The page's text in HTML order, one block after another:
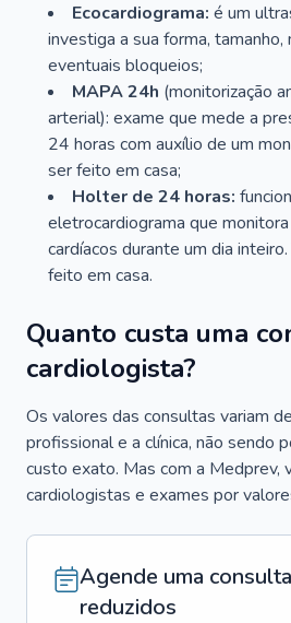
Ecocardiograma: é um
investiga a sua forma,
eventuais bloqueios;
MAPA 24h (monitorização
arterial): exame que mede a
24 horas com auxílio de um
ser feito em casa;
Holter de 24 horas:
eletrocardiograma que
cardíacos durante um dia
feito em casa.
Quanto custa uma
cardiologista?
Os valores das consultas variam
profissional e a clínica, não sendo
custo exato. Mas com a Medprev,
cardiologistas e exames por
Agende uma
reduzidos